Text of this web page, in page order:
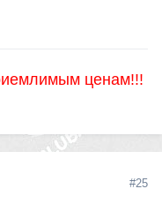
ценам!!!
#25